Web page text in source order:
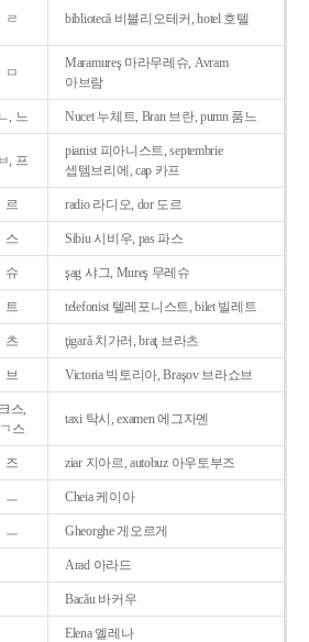
ㄹ bibliotecǎ 비블리오테커, hotel 호텔
ㅁ
Maramureş 마라무레슈, Avram
아브람
ㄴ, 느 Nucet 누체트, Bran 브란, pumn 품느
ㅂ, 프
pianist 피아니스트, septembrie
셉템브리에, cap 카프
르 radio 라디오, dor 도르
스 Sibiu 시비우, pas 파스
슈 şag 샤그, Mureş 무레슈
트 telefonist 텔레포니스트, bilet 빌레트
츠 ţigarǎ 치가러, braţ 브라츠
브 Victoria 빅토리아, Braşov 브라쇼브
크스,
ㄱ스
taxi 탁시, examen 에그자멘
즈 ziar 지아르, autobuz 아우토부즈
ㅡ Cheia 케이아
ㅡ Gheorghe 게오르게
Arad 아라드
Bacǎu 바커우
Elena 엘레나